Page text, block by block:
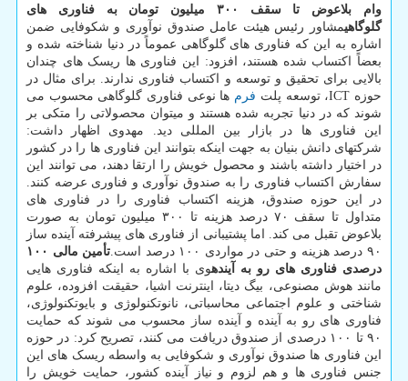
وام بلاعوض تا سقف ۳۰۰ میلیون تومان به فناوری های
گلوگاهیمشاور رئیس هیئت عامل صندوق نوآوری و شکوفایی ضمن
اشاره به این که فناوری های گلوگاهی عموماً در دنیا شناخته شده و
بعضاً اکتساب شده هستند، افزود: این فناوری ها ریسک های چندان
بالایی برای تحقیق و توسعه و اکتساب فناوری ندارند. برای مثال در
حوزه ICT، توسعه پلت
فرم ها نوعی فناوری گلوگاهی محسوب می
شوند که در دنیا تجربه شده هستند و میتوان محصولاتی را متکی بر
این فناوری ها در بازار بین المللی دید. مهدوی اظهار داشت:
شرکتهای دانش بنیان به جهت اینکه بتوانند این فناوری ها را در کشور
در اختیار داشته باشند و محصول خویش را ارتقا دهند، می توانند این
سفارش اکتساب فناوری را به صندوق نوآوری و فناوری عرضه کنند.
در این حوزه صندوق، هزینه اکتساب فناوری را در فناوری های
متداول تا سقف ۷۰ درصد هزینه تا ۳۰۰ میلیون تومان به صورت
بلاعوض تقبل می کند. اما پشتیبانی از فناوری های پیشرفته آینده ساز
۹۰ درصد هزینه و حتی در مواردی ۱۰۰ درصد است.
تأمین مالی ۱۰۰
درصدی فناوری های رو به آیندهوی با اشاره به اینکه فناوری هایی
مانند هوش مصنوعی، بیگ دیتا، اینترنت اشیا، حقیقت افزوده، علوم
شناختی و علوم اجتماعی محاسباتی، نانوتکنولوژی و بایوتکنولوژی،
فناوری های رو به آینده و آینده ساز محسوب می شوند که حمایت
۹۰ تا ۱۰۰ درصدی از صندوق دریافت می کنند، تصریح کرد: در حوزه
این فناوری ها صندوق نوآوری و شکوفایی به واسطه ریسک های این
جنس فناوری ها و هم لزوم و نیاز آینده کشور، حمایت خویش را